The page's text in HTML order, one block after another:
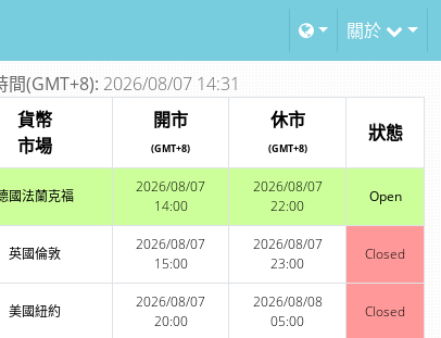
關於
間(GMT+8): 2026/08/07 14:31
貨幣
市場
開市
(GMT+8)
休市
(GMT+8)
狀態
國法蘭克福
2026/08/07
14:00
2026/08/07
22:00
Open
英國倫敦
2026/08/07
15:00
2026/08/07
23:00
Closed
美國紐約
2026/08/07
20:00
2026/08/08
05:00
Closed